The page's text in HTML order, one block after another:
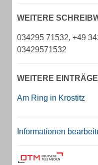
WEITERE
034295 71532, +49
03429571532
WEITERE
Am Ring in Krostitz
Informationen